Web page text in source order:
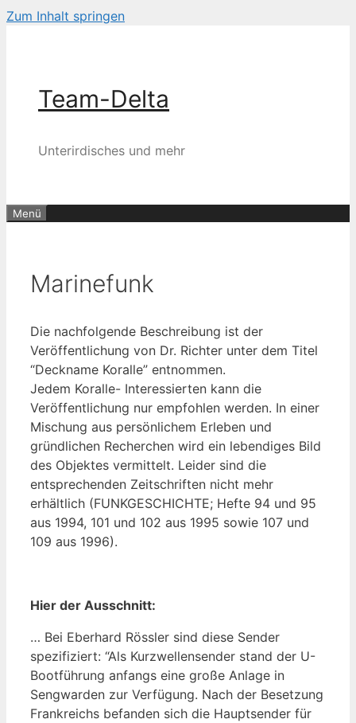
Zum Inhalt springen
Team-Delta
Unterirdisches und mehr
Menü
Marinefunk
Die nachfolgende Beschreibung ist der
Veröffentlichung von Dr. Richter unter dem Titel
“Deckname Koralle” entnommen.
Jedem Koralle- Interessierten kann die
Veröffentlichung nur empfohlen werden. In einer
Mischung aus persönlichem Erleben und
gründlichen Recherchen wird ein lebendiges Bild
des Objektes vermittelt. Leider sind die
entsprechenden Zeitschriften nicht mehr
erhältlich (FUNKGESCHICHTE; Hefte 94 und 95
aus 1994, 101 und 102 aus 1995 sowie 107 und
109 aus 1996).
Hier der Ausschnitt:
… Bei Eberhard Rössler sind diese Sender
spezifiziert: “Als Kurzwellensender stand der U-
Bootführung anfangs eine große Anlage in
Sengwarden zur Verfügung. Nach der Besetzung
Frankreichs befanden sich die Hauptsender für